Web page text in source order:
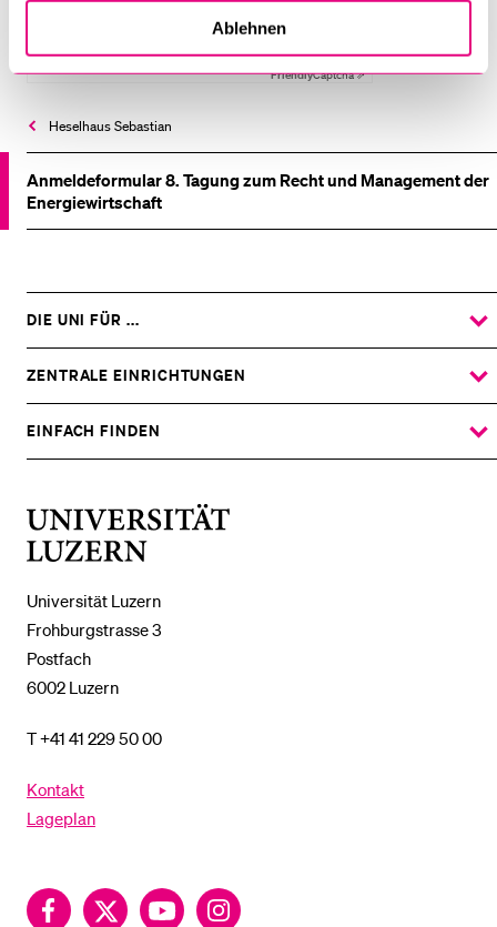
Ablehnen
Heselhaus Sebastian
Anmeldeformular 8. Tagung zum Recht und Management der
Energiewirtschaft
Anti-Roboter-Verifizierung
Hier klicken
FriendlyCaptcha ⇗
Universität Luzern
Frohburgstrasse 3
Postfach
6002 Luzern
T +41 41 229 50 00
Kontakt
Lageplan
FacebookTwitter YouTubeInstagram
DIE UNI FÜR ...
ZEIGE
DAS
UNTERMENÜ
ZENTRALE EINRICHTUNGEN
ZEIGE
DAS
UNTERMENÜ
EINFACH FINDEN
ZEIGE
DAS